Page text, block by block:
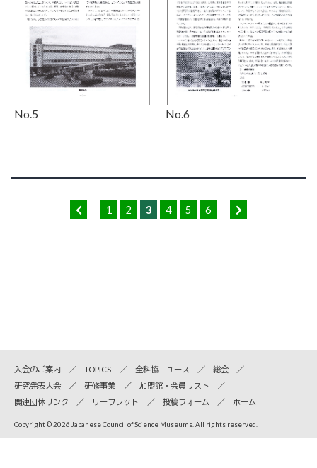
No.5 No.6
1 2 3 4 5 6
入会のご案内 TOPICS 全科協ニュース
総会
研究発表大会
研修事業
加盟館・会員リスト
関連団体リンク
リーフレット 投稿フォーム ホーム
Copyright © 2026 Japanese Council of Science Museums. All rights reserved.